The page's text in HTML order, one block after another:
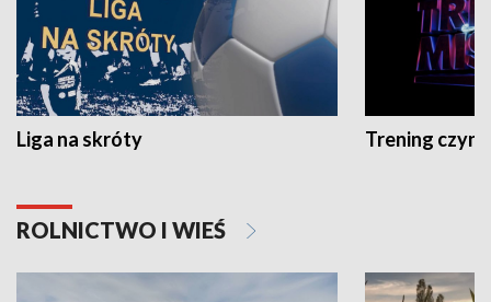
Liga na skróty Trening czyni
ROLNICTWO I WIEŚ